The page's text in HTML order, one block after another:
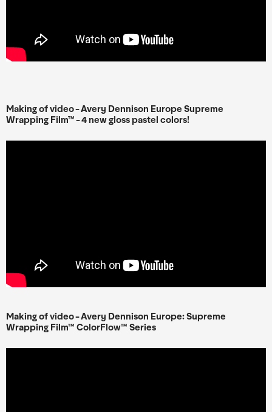
Making of video - Avery Dennison Europe Supreme
Wrapping Film™ - 4 new gloss pastel colors!
Making of video - Avery Dennison Europe: Supreme
Wrapping Film™ ColorFlow™ Series